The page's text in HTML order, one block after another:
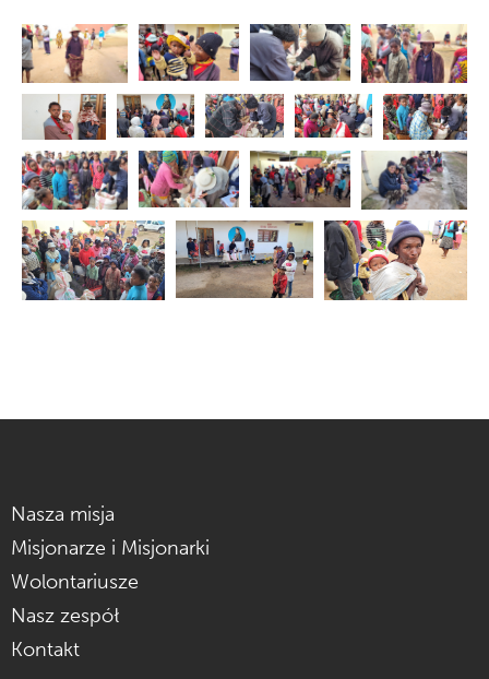
Nasza misja
Misjonarze i Misjonarki
Wolontariusze
Nasz zespół
Kontakt